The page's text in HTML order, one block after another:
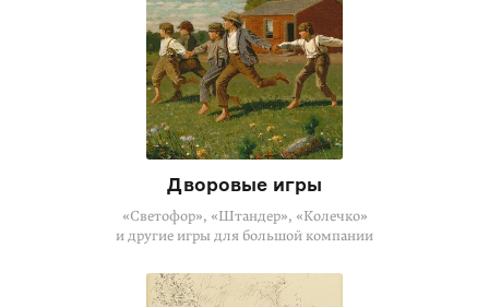
Дворовые игры
«Светофор», «Штандер», «Колечко»
и другие игры для большой компании